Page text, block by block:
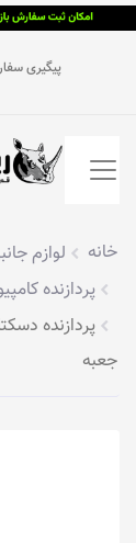
پیگیری
خانه لوازم
پردازنده
جعبه